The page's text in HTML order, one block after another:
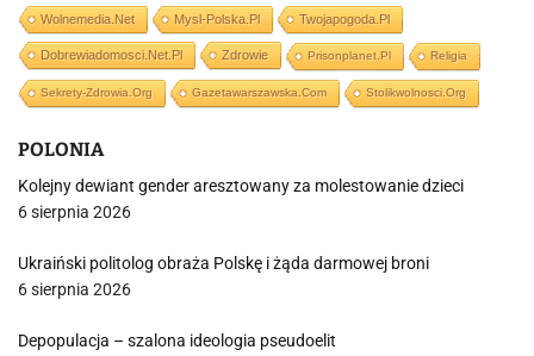
Wolnemedia.net Mysl-Polska.pl Twojapogoda.pl
Dobrewiadomosci.net.pl Zdrowie Prisonplanet.pl Religia
Sekrety-Zdrowia.org Gazetawarszawska.com Stolikwolnosci.org
POLONIA
Kolejny dewiant gender aresztowany za molestowanie dzieci
6 sierpnia 2026
Ukraiński politolog obraża Polskę i żąda darmowej broni
6 sierpnia 2026
Depopulacja – szalona ideologia pseudoelit